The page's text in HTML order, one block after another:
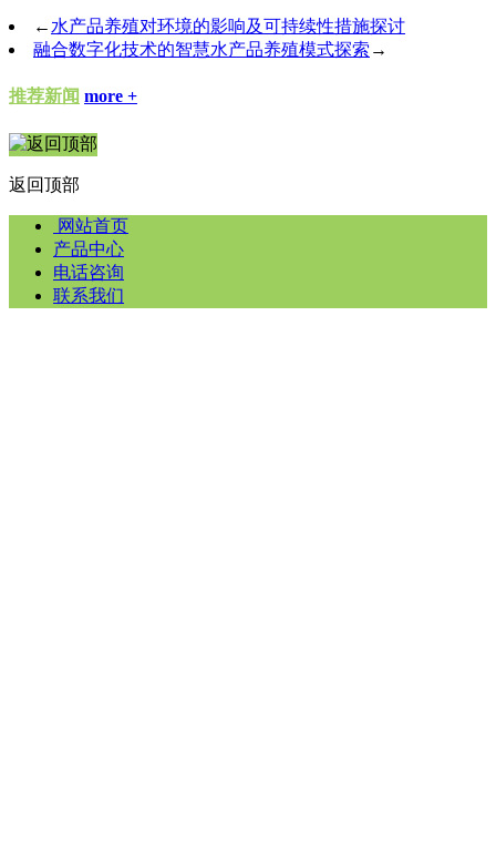
← 水产品养殖对环境的影响及可持续性措施探讨
融合数字化技术的智慧水产品养殖模式探索 →
推荐新闻 more +
返回顶部
网站首页
产品中心
电话咨询
联系我们